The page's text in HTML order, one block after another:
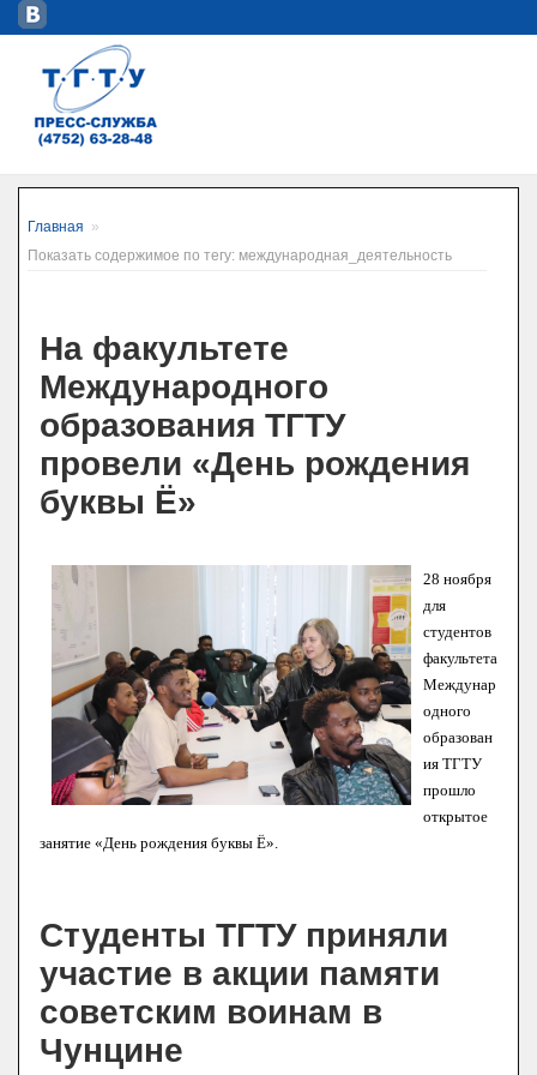
Главная »
Показать содержимое по тегу: международная_деятельность
На факультете
Международного
образования ТГТУ
провели «День рождения
буквы Ё»
28 ноября
для
студентов
факультета
Междунар
одного
образован
ия ТГТУ
прошло
открытое
занятие «День рождения буквы Ё».
Студенты ТГТУ приняли
участие в акции памяти
советским воинам в
Чунцине